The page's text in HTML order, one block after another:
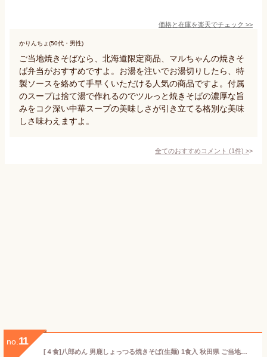
価格と在庫を楽天でチェック >>
かりんちょ(50代・男性)
ご当地焼きそばなら、北海道限定商品、マルちゃんの焼きそ
ば弁当がおすすめですよ。お湯を注いでお湯切りしたら、特
製ソースを絡めて手早くいただける人気の商品ですよ。付属
のスープは捨て湯で作れるのでツルっと焼きそばの濃厚な旨
みをコク深い中華スープの美味しさが引き立てる格別な美味
しさ味わえますよ。
全てのおすすめコメント (1件) >
no. 11
[４食]八郎めん 男鹿しょっつる焼きそば(生麺) 1食入 秋田県 ご当地グルメ